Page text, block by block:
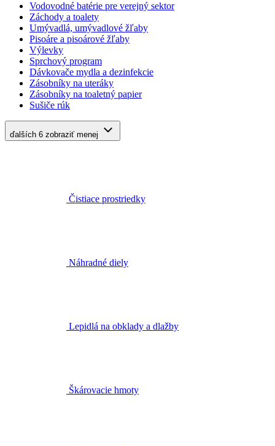
Vodovodné batérie pre verejný sektor
Záchody a toalety
Umývadlá, umývadlové žľaby
Pisoáre a pisoárové žľaby
Výlevky
Sprchový program
Dávkovače mydla a dezinfekcie
Zásobníky na uteráky
Zásobníky na toaletný papier
Sušiče rúk
ďalších 6 zobraziť menej
Čistiace prostriedky
Náhradné diely
Lepidlá na obklady a dlažby
Škárovacie hmoty